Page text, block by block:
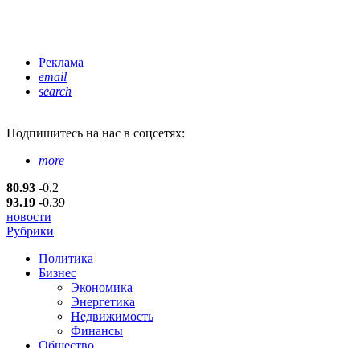
Реклама
email
search
Подпишитесь на нас в соцсетях:
more
80.93 -0.2
93.19 -0.39
новости
Рубрики
Политика
Бизнес
Экономика
Энергетика
Недвижимость
Финансы
Общество